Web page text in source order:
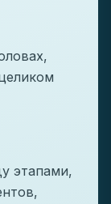
этапами,